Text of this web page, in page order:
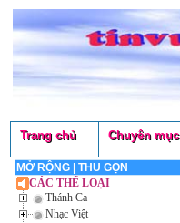
Trang chủ Chuyên mục
MỞ RỘNG| THU GỌN
CÁC THỂ LOẠI
Thánh Ca
Nhạc Việt